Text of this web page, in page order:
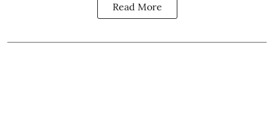
Read More